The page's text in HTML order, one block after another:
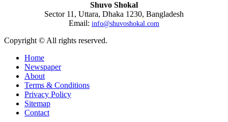
Shuvo Shokal
Sector 11, Uttara, Dhaka 1230, Bangladesh
Email: info@shuvoshokal.com
Copyright © All rights reserved.
Home
Newspaper
About
Terms & Conditions
Privacy Policy
Sitemap
Contact